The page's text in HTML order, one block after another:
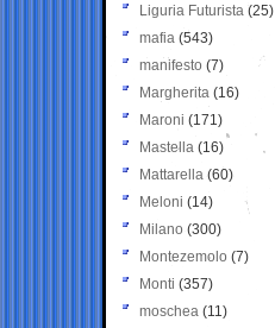
Liguria Futurista (25)
mafia (543)
manifesto (7)
Margherita (16)
Maroni (171)
Mastella (16)
Mattarella (60)
Meloni (14)
Milano (300)
Montezemolo (7)
Monti (357)
moschea (11)